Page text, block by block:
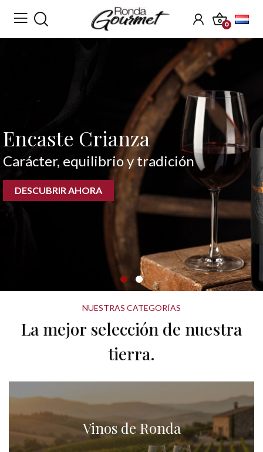
0
Encaste Crianza
Carácter, equilibrio y tradición
DESCUBRIR AHORA
Ibéricos Aro
100% bellota, 100% excepcional
DESCUBRIR AHORA
NUESTRAS CATEGORÍAS
La mejor selección de nuestra
tierra.
Vinos de Ronda